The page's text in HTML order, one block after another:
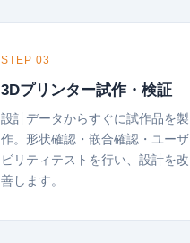
STEP 03
3Dプリンター試作・検証
設計データからすぐに試作品を製
作。形状確認・嵌合確認・ユーザ
ビリティテストを行い、設計を改
善します。